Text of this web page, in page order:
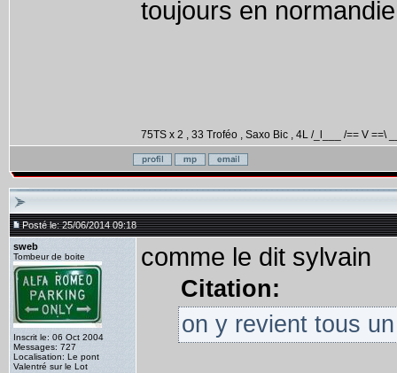
toujours en
75TS x 2 , 33 Troféo , Saxo Bic , 4L /_l___ /== V ==\
Posté le: 25/06/2014 09:18
sweb
Tombeur de boite
Inscrit le: 06 Oct 2004
Messages: 727
Localisation: Le pont
Valentré sur le Lot
comme le dit sylvain
Citation:
on y revient tous